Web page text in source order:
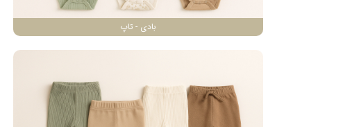
بادی - تاپ